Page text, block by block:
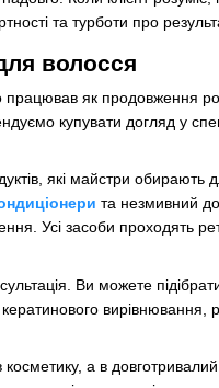
та турботи про
волосся
як продовження
купувати догляд у
які майстри
та незмивний
Усі засоби проходять
Ви можете
вирівнювання,
косметику, а в